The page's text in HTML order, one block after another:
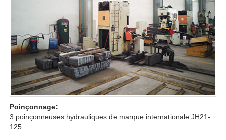
Poinçonnage:
3 poinçonneuses hydrauliques de marque internationale JH21-
125